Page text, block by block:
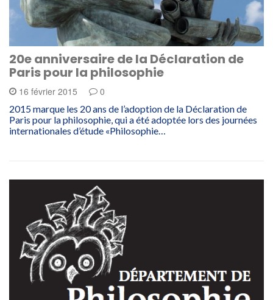
20e anniversaire de la Déclaration de
Paris pour la philosophie
16 février 2015 0
2015 marque les 20 ans de l’adoption de la Déclaration de
Paris pour la philosophie, qui a été adoptée lors des journées
internationales d’étude «Philosophie…